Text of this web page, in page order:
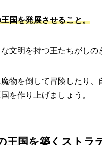
国を発展させること。
文明を持つ王たちがしの
物を倒して冒険したり
を作り上げましょう。
王国を築くストラ